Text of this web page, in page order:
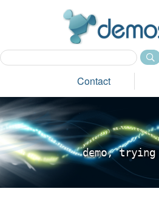
Contact
demo, trying